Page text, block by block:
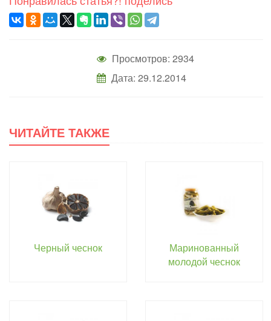
Просмотров: 2934
Дата: 29.12.2014
ЧИТАЙТЕ ТАКЖЕ
Черный чеснок
Маринованный
молодой чеснок